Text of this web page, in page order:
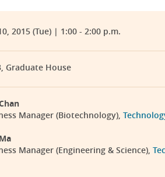
2015 (Tue) | 1:00 - 2:00 p.m.
Graduate House
Manager (Biotechnology),
Manager (Engineering & Science),